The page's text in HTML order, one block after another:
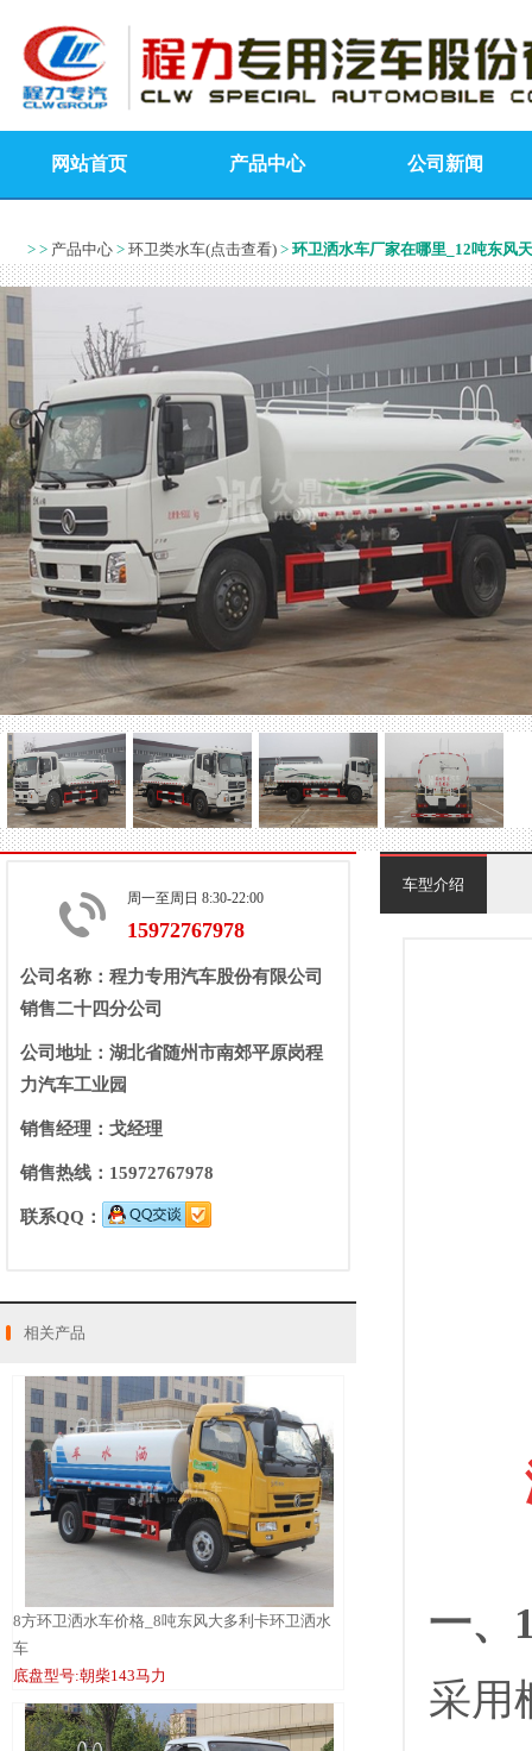
网站首页 产品中心 公司新闻
> > 产品中心 > 环卫类水车(点击查看) > 环卫洒水车厂家在哪里_12吨东风
周一至周日 8:30-22:00
15972767978
公司名称：程力专用汽车股份有限公司
销售二十四分公司
公司地址：湖北省随州市南郊平原岗程
力汽车工业园
销售经理：戈经理
销售热线：15972767978
联系QQ：
相关产品
8方环卫洒水车价格_8吨东风大多利卡环卫洒水
车
底盘型号:朝柴143马力
车型介绍
一、
采用